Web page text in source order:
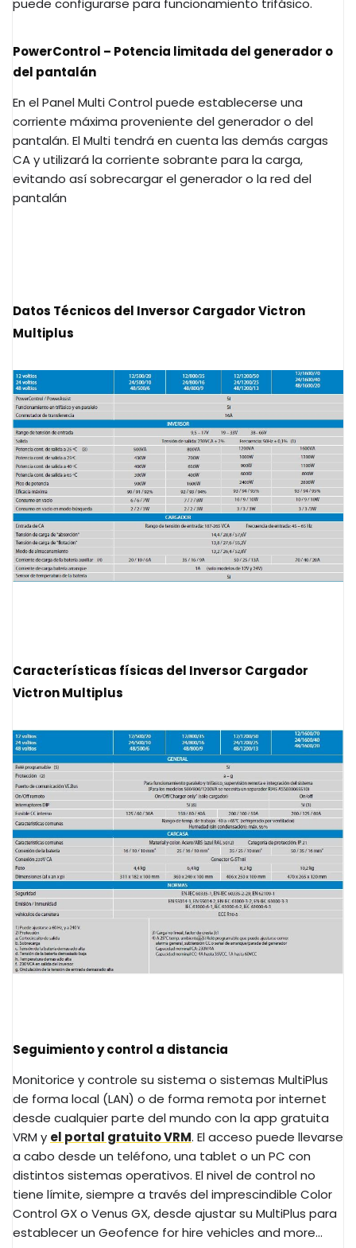
PowerControl – Potencia limitada del generador o
del pantalán
En el Panel Multi Control puede establecerse una
corriente máxima proveniente del generador o del
pantalán. El Multi tendrá en cuenta las demás cargas
CA y utilizará la corriente sobrante para la carga,
evitando así sobrecargar el generador o la red del
pantalán
Datos Técnicos del Inversor Cargador Victron
Multiplus
Características físicas del Inversor Cargador
Victron Multiplus
Seguimiento y control a distancia
Monitorice y controle su sistema o sistemas MultiPlus
de forma local (LAN) o de forma remota por internet
desde cualquier parte del mundo con la app gratuita
VRM y el portal gratuito VRM. El acceso puede llevarse
a cabo desde un teléfono, una tablet o un PC con
distintos sistemas operativos. El nivel de control no
tiene límite, siempre a través del imprescindible Color
Control GX o Venus GX, desde ajustar su MultiPlus para
establecer un Geofence for hire vehicles and more...